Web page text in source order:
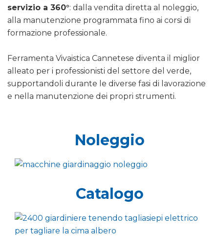
servizio a 360°: dalla vendita diretta al noleggio,
alla manutenzione programmata fino ai corsi di
formazione professionale.
Ferramenta Vivaistica Cannetese diventa il miglior
alleato per i professionisti del settore del verde,
supportandoli durante le diverse fasi di lavorazione
e nella manutenzione dei propri strumenti.
Noleggio
Catalogo